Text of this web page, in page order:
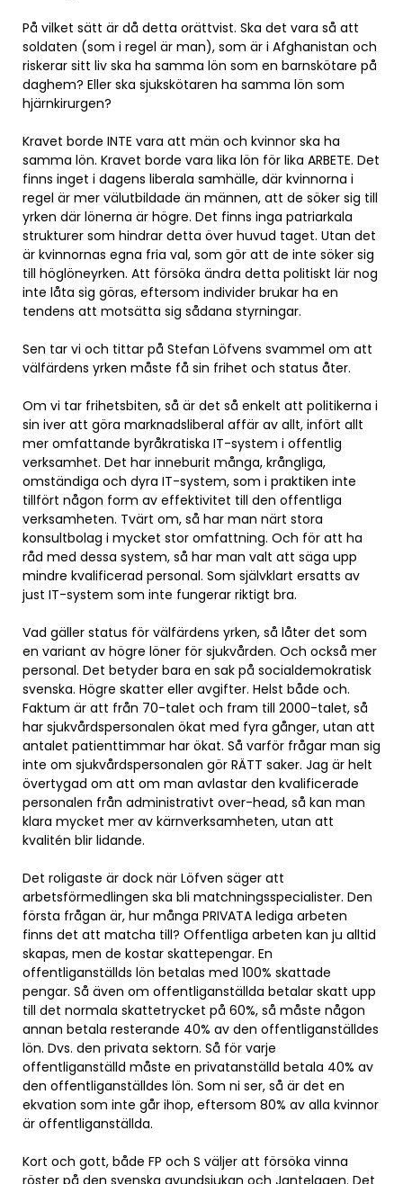
På vilket sätt är då detta orättvist. Ska det vara så att
soldaten (som i regel är man), som är i Afghanistan och
riskerar sitt liv ska ha samma lön som en barnskötare på
daghem? Eller ska sjukskötaren ha samma lön som
hjärnkirurgen?
Kravet borde INTE vara att män och kvinnor ska ha
samma lön. Kravet borde vara lika lön för lika ARBETE. Det
finns inget i dagens liberala samhälle, där kvinnorna i
regel är mer välutbildade än männen, att de söker sig till
yrken där lönerna är högre. Det finns inga patriarkala
strukturer som hindrar detta över huvud taget. Utan det
är kvinnornas egna fria val, som gör att de inte söker sig
till höglöneyrken. Att försöka ändra detta politiskt lär nog
inte låta sig göras, eftersom individer brukar ha en
tendens att motsätta sig sådana styrningar.
Sen tar vi och tittar på Stefan Löfvens svammel om att
välfärdens yrken måste få sin frihet och status åter.
Om vi tar frihetsbiten, så är det så enkelt att politikerna i
sin iver att göra marknadsliberal affär av allt, infört allt
mer omfattande byråkratiska IT-system i offentlig
verksamhet. Det har inneburit många, krångliga,
omständiga och dyra IT-system, som i praktiken inte
tillfört någon form av effektivitet till den offentliga
verksamheten. Tvärt om, så har man närt stora
konsultbolag i mycket stor omfattning. Och för att ha
råd med dessa system, så har man valt att säga upp
mindre kvalificerad personal. Som självklart ersatts av
just IT-system som inte fungerar riktigt bra.
Vad gäller status för välfärdens yrken, så låter det som
en variant av högre löner för sjukvården. Och också mer
personal. Det betyder bara en sak på socialdemokratisk
svenska. Högre skatter eller avgifter. Helst både och.
Faktum är att från 70-talet och fram till 2000-talet, så
har sjukvårdspersonalen ökat med fyra gånger, utan att
antalet patienttimmar har ökat. Så varför frågar man sig
inte om sjukvårdspersonalen gör RÄTT saker. Jag är helt
övertygad om att om man avlastar den kvalificerade
personalen från administrativt over-head, så kan man
klara mycket mer av kärnverksamheten, utan att
kvalitén blir lidande.
Det roligaste är dock när Löfven säger att
arbetsförmedlingen ska bli matchningsspecialister. Den
första frågan är, hur många PRIVATA lediga arbeten
finns det att matcha till? Offentliga arbeten kan ju alltid
skapas, men de kostar skattepengar. En
offentliganställds lön betalas med 100% skattade
pengar. Så även om offentliganställda betalar skatt upp
till det normala skattetrycket på 60%, så måste någon
annan betala resterande 40% av den offentliganställdes
lön. Dvs. den privata sektorn. Så för varje
offentliganställd måste en privatanställd betala 40% av
den offentliganställdes lön. Som ni ser, så är det en
ekvation som inte går ihop, eftersom 80% av alla kvinnor
är offentliganställda.
Kort och gott, både FP och S väljer att försöka vinna
röster på den svenska avundsjukan och Jantelagen. Det